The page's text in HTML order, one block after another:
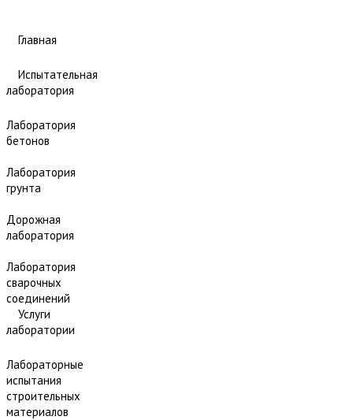
Главная
Испытательная
лаборатория
Лаборатория
бетонов
Лаборатория
грунта
Дорожная
лаборатория
Лаборатория
сварочных
соединений
Услуги
лаборатории
Лабораторные
испытания
строительных
материалов